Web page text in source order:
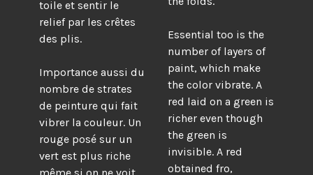
toile et sentir le
relief par les crêtes
des plis.
Importance aussi du
nombre de strates
de peinture qui fait
vibrer la couleur. Un
rouge posé sur un
vert est plus riche
Essential too is the
number of layers of
paint, which make
the color vibrate. A
red laid on a green is
richer even though
the green is
invisible. A red
obtained fro,